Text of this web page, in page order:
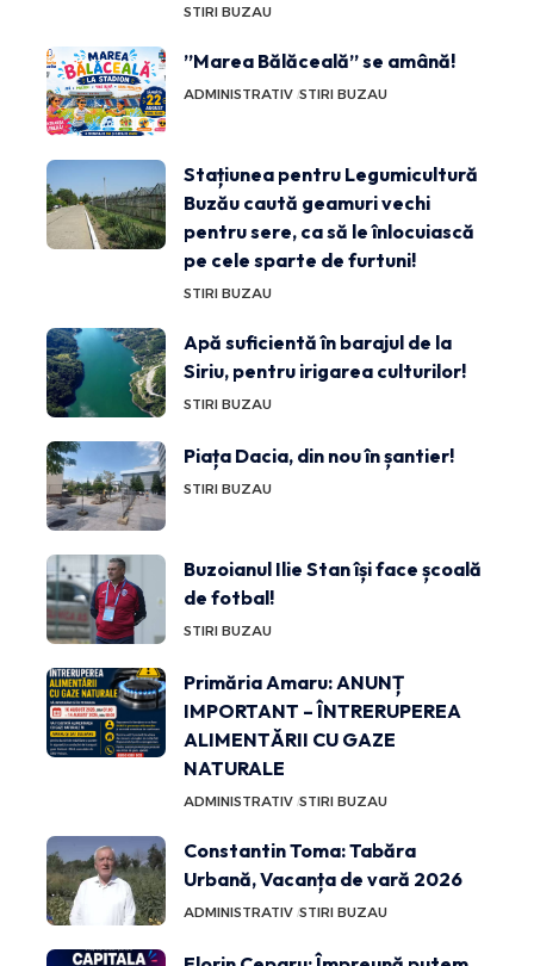
STIRI BUZAU
”Marea Bălăceală” se amână!
ADMINISTRATIV STIRI BUZAU
Stațiunea pentru Legumicultură
Buzău caută geamuri vechi
pentru sere, ca să le înlocuiască
pe cele sparte de furtuni!
STIRI BUZAU
Apă suficientă în barajul de la
Siriu, pentru irigarea culturilor!
STIRI BUZAU
Piața Dacia, din nou în șantier!
STIRI BUZAU
Buzoianul Ilie Stan își face școală
de fotbal!
STIRI BUZAU
Primăria Amaru: ANUNȚ
IMPORTANT – ÎNTRERUPEREA
ALIMENTĂRII CU GAZE
NATURALE
ADMINISTRATIV STIRI BUZAU
Constantin Toma: Tabăra
Urbană, Vacanța de vară 2026
ADMINISTRATIV STIRI BUZAU